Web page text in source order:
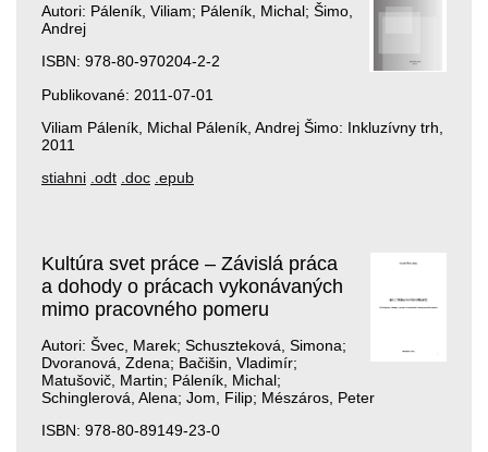
Autori: Páleník, Viliam; Páleník, Michal; Šimo,
Andrej
ISBN: 978-80-970204-2-2
Publikované: 2011-07-01
Viliam Páleník, Michal Páleník, Andrej Šimo: Inkluzívny trh,
2011
stiahni .odt .doc .epub
Kultúra svet práce – Závislá práca
a dohody o prácach vykonávaných
mimo pracovného pomeru
Autori: Švec, Marek; Schuszteková, Simona;
Dvoranová, Zdena; Bačišin, Vladimír;
Matušovič, Martin; Páleník, Michal;
Schinglerová, Alena; Jom, Filip; Mészáros, Peter
ISBN: 978-80-89149-23-0